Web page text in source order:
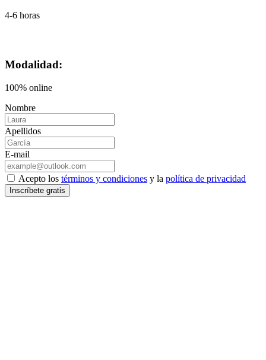
4-6 horas
Modalidad:
100% online
Nombre
Apellidos
E-mail
Acepto los términos y condiciones y la política de privacidad
Inscríbete gratis